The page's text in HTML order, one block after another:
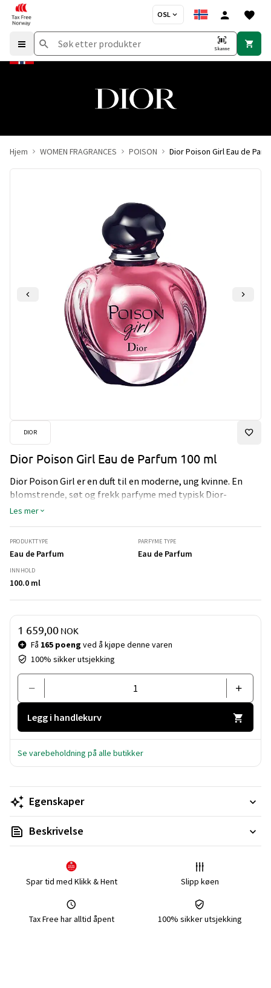
OSL
Skanne
Hjem WOMEN FRAGRANCES POISON Dior Poison Girl Eau de
DIOR
Dior Poison Girl Eau de Parfum 100 ml
Dior Poison Girl er en duft til en moderne, ung kvinne. En
blomstrende, søt og frekk parfyme med typisk Dior-
eleganse. I toppnoten er det sitron og bitter appelsin, i
Les mer
PRODUKTTYPE
Eau de Parfum
PARFYME TYPE
Eau de Parfum
INNHOLD
100.0 ml
Pris og mengde
Få 165 poeng ved å kjøpe denne varen
100% sikker utsjekking
1 659,00 NOK
Legg i handlekurv
Se varebeholdning på alle butikker
Egenskaper
Beskrivelse
Spar tid med Klikk & Hent Slipp køen
Tax Free har alltid åpent 100% sikker utsjekking